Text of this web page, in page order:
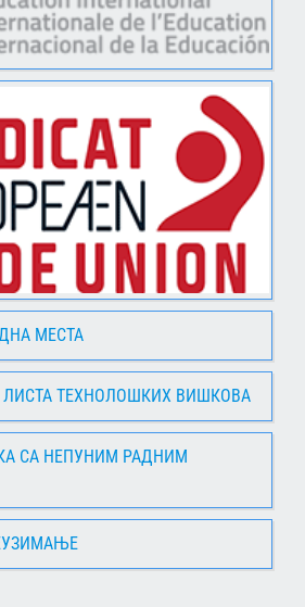
МЕСТА
ЛИСТА ТЕХНОЛОШКИХ ВИШКОВА
СА НЕПУНИМ РАДНИМ